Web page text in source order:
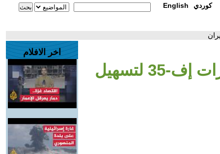
English كوردي
- واشنطن عدلت طائرات إف-35 لتسهيل
اخر الافلام